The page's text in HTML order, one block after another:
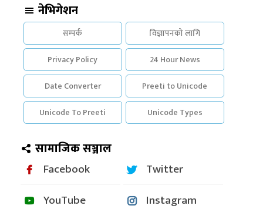
नेभिगेशन
सम्पर्क
विज्ञापनको लागि
Privacy Policy
24 Hour News
Date Converter
Preeti to Unicode
Unicode To Preeti
Unicode Types
सामाजिक सञ्जाल
Facebook
Twitter
YouTube
Instagram